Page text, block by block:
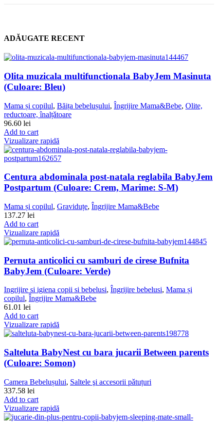
ADĂUGATE RECENT
Olita muzicala multifunctionala BabyJem Masinuta
(Culoare: Bleu)
Mama și copilul, Băița bebelușului, Îngrijire Mama&Bebe, Olite,
reductoare, înalțǎtoare
96.60 lei
Add to cart
Vizualizare rapidă
Centura abdominala post-natala reglabila BabyJem
Postpartum (Culoare: Crem, Marime: S-M)
Mama și copilul, Graviduțe, Îngrijire Mama&Bebe
137.27 lei
Add to cart
Vizualizare rapidă
Pernuta anticolici cu samburi de cirese Bufnita
BabyJem (Culoare: Verde)
Ingrijire si igiena copii si bebelusi, Îngrijire bebelusi, Mama și
copilul, Îngrijire Mama&Bebe
61.01 lei
Add to cart
Vizualizare rapidă
Salteluta BabyNest cu bara jucarii Between parents
(Culoare: Somon)
Camera Bebelușului, Saltele şi accesorii pǎtuțuri
337.58 lei
Add to cart
Vizualizare rapidă